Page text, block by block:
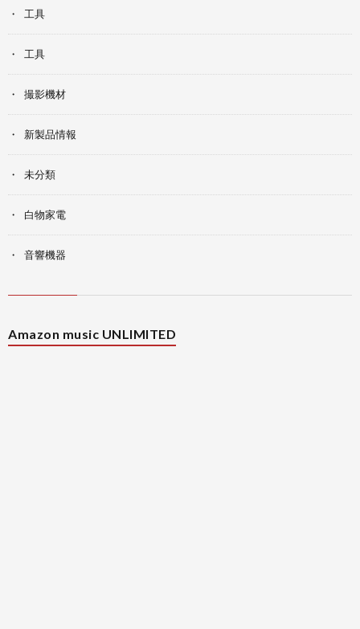
工具
工具
撮影機材
新製品情報
未分類
白物家電
音響機器
Amazon music UNLIMITED